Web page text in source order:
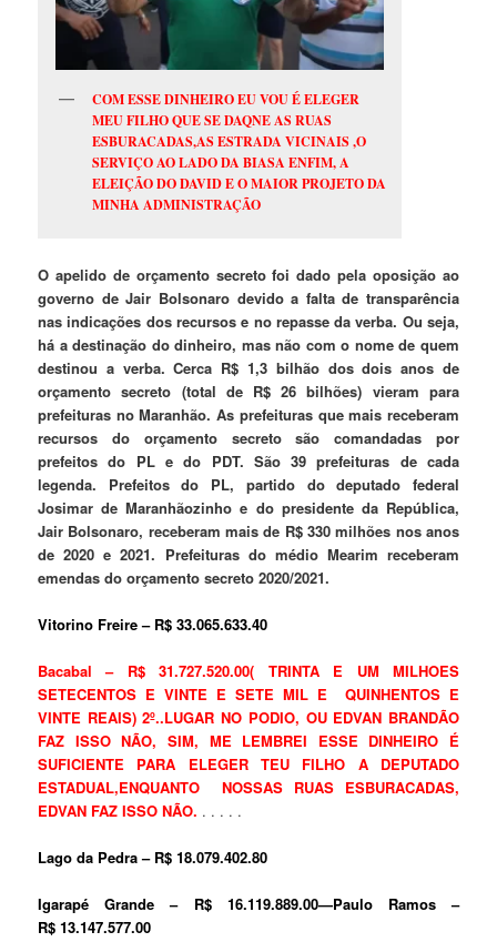
COM ESSE DINHEIRO EU VOU É ELEGER
MEU FILHO QUE SE DAQNE AS RUAS
ESBURACADAS,AS ESTRADA VICINAIS ,O
SERVIÇO AO LADO DA BIASA ENFIM, A
ELEIÇÃO DO DAVID E O MAIOR PROJETO DA
MINHA ADMINISTRAÇÃO
O apelido de orçamento secreto foi dado pela oposição ao
governo de Jair Bolsonaro devido a falta de transparência
nas indicações dos recursos e no repasse da verba. Ou seja,
há a destinação do dinheiro, mas não com o nome de quem
destinou a verba.Cerca R$ 1,3 bilhão dos dois anos de
orçamento secreto (total de R$ 26 bilhões) vieram para
prefeituras no Maranhão.As prefeituras que mais receberam
recursos do orçamento secreto são comandadas por
prefeitos do PL e do PDT. São 39 prefeituras de cada
legenda. Prefeitos do PL, partido do deputado federal
Josimar de Maranhãozinho e do presidente da República,
Jair Bolsonaro, receberam mais de R$ 330 milhões nos anos
de 2020 e 2021. Prefeituras do médio Mearim receberam
emendas do orçamento secreto 2020/2021.
Vitorino Freire – R$ 33.065.633.40
Bacabal – R$ 31.727.520.00( TRINTA E UM MILHOES
SETECENTOS E VINTE E SETE MIL E QUINHENTOS E
VINTE REAIS) 2º..LUGAR NO PODIO, OU EDVAN BRANDÃO
FAZ ISSO NÃO, SIM, ME LEMBREI ESSE DINHEIRO É
SUFICIENTE PARA ELEGER TEU FILHO A DEPUTADO
ESTADUAL,ENQUANTO NOSSAS RUAS ESBURACADAS,
EDVAN FAZ ISSO NÃO. . . . . .
Lago da Pedra – R$ 18.079.402.80
Igarapé Grande – R$ 16.119.889.00—Paulo Ramos –
R$ 13.147.577.00